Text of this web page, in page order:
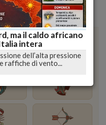
powered by OROSCOPO ORE
ma il caldo africano
intera
dell’alta pressione
raffiche di vento...